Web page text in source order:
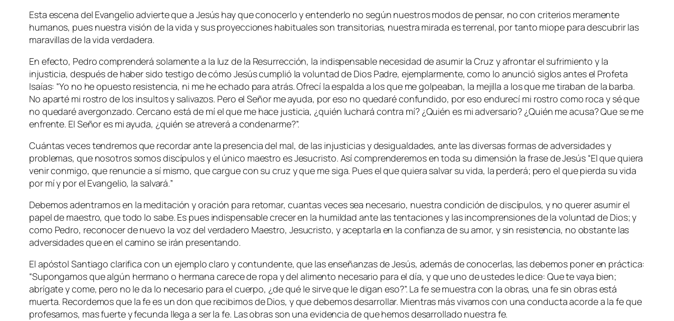
Esta escena del Evangelio advierte que a Jesús hay que conocerlo y entenderlo no según nuestros modos de pensar, no con criterios meramente
humanos, pues nuestra visión de la vida y sus proyecciones habituales son transitorias, nuestra mirada es terrenal, por tanto miope para descubrir las
maravillas de la vida verdadera.
En efecto, Pedro comprenderá solamente a la luz de la Resurrección, la indispensable necesidad de asumir la Cruz y afrontar el sufrimiento y la
injusticia, después de haber sido testigo de cómo Jesús cumplió la voluntad de Dios Padre, ejemplarmente, como lo anunció siglos antes el Profeta
Isaías: “Yo no he opuesto resistencia, ni me heechado para atrás. Ofrecí la espalda a los que me golpeaban, la mejilla a los que me tiraban de la barba.
No aparté mi rostro de los insultos y salivazos. Pero el Señor me ayuda, por eso no quedaré confundido, por eso endurecí mi rostro como roca y sé que
no quedaré avergonzado. Cercano está de mí el que me hace justicia, ¿quién luchará contra mí? ¿Quién es mi adversario? ¿Quién me acusa? Que se me
enfrente. El Señor es mi ayuda, ¿quién se atreverá a condenarme?”.
Cuántas veces tendremos que recordar ante la presencia del mal, de las injusticias y desigualdades, ante las diversas formas de adversidades y
problemas, que nosotros somos discípulos y el único maestro es Jesucristo. Así comprenderemos en toda su dimensión la frase de Jesús “El que quiera
venir conmigo, que renuncie a sí mismo, que cargue con su cruz y que me siga. Pues el que quiera salvar su vida, la perderá; pero el que pierda su vida
por mí y por el Evangelio, la salvará.”
Debemos adentrarnos en la meditación y oración para retomar, cuantas veces sea necesario, nuestra condición de discípulos, y no querer asumir el
papel de maestro, que todo lo sabe. Es pues indispensable crecer en la humildad ante las tentaciones y las incomprensiones de la voluntad de Dios; y
como Pedro, reconocer de nuevo la voz del verdadero Maestro, Jesucristo, y aceptarla en la confianza de su amor, y sin resistencia, no obstante las
adversidades que en el camino se irán presentando.
El apóstol Santiago clarifica con un ejemplo claro y contundente, que las enseñanzas de Jesús, además de conocerlas, las debemos poner en práctica:
“Supongamos que algún hermano o hermana carece de ropa y del alimento necesario para el día, y que uno de ustedes le dice: Que te vaya bien;
abrígate y come, pero no le da lo necesario para el cuerpo, ¿de qué le sirve que le digan eso?”. La fe se muestra con la obras, una fe sin obras está
muerta. Recordemos que la fe es un don que recibimos de Dios, y que debemos desarrollar. Mientras más vivamos con una conducta acorde a la fe que
profesamos, mas fuerte y fecunda llega a ser la fe. Las obras son una evidencia de que hemos desarrollado nuestra fe.